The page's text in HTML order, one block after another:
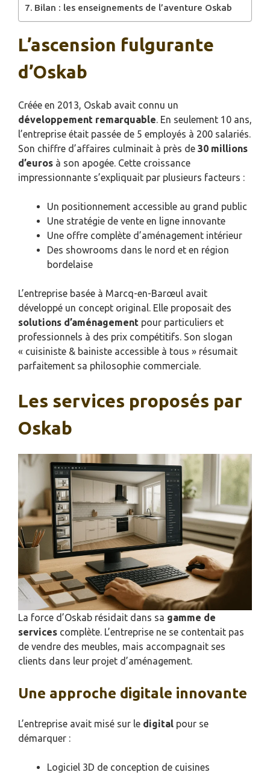
Bilan : les enseignements de l’aventure Oskab
L’ascension fulgurante
d’Oskab
Créée en 2013, Oskab avait connu un
développement remarquable. En seulement 10 ans,
l’entreprise était passée de 5 employés à 200 salariés.
Son chiffre d’affaires culminait à près de 30 millions
d’euros à son apogée. Cette croissance
impressionnante s’expliquait par plusieurs facteurs :
Un positionnement accessible au grand public
Une stratégie de vente en ligne innovante
Une offre complète d’aménagement intérieur
Des showrooms dans le nord et en région
bordelaise
L’entreprise basée à Marcq-en-Barœul avait
développé un concept original. Elle proposait des
solutions d’aménagement pour particuliers et
professionnels à des prix compétitifs. Son slogan
« cuisiniste & bainiste accessible à tous » résumait
parfaitement sa philosophie commerciale.
Les services proposés par
Oskab
La force d’Oskab résidait dans sa gamme de
services complète. L’entreprise ne se contentait pas
de vendre des meubles, mais accompagnait ses
clients dans leur projet d’aménagement.
Une approche digitale innovante
L’entreprise avait misé sur le digital pour se
démarquer :
Logiciel 3D de conception de cuisines